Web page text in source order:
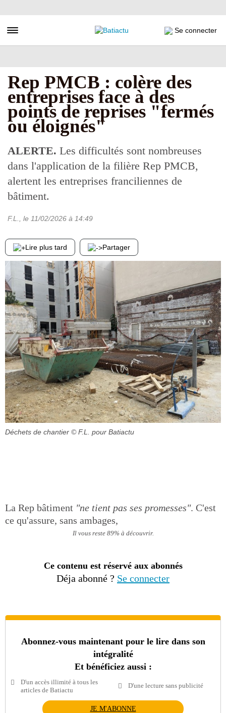
au
principal
Toggle navigation Se connecter
Rep PMCB : colère des
entreprises face à des
points de reprises "fermés
ou éloignés"
ALERTE. Les difficultés sont nombreuses
dans l'application de la filière Rep PMCB,
alertent les entreprises franciliennes de
bâtiment.
F.L. , le 11/02/2026 à 14:49
Lire plus tard Partager
Déchets de chantier © F.L. pour Batiactu
La Rep bâtiment "ne tient pas ses promesses". C'est
ce qu'assure, sans ambages,
Il vous reste 89% à découvrir.
Ce contenu est réservé aux abonnés
Déja abonné ? Se connecter
Abonnez-vous maintenant pour le lire dans son
intégralité
Et bénéficiez aussi :
D'un accès illimité à tous les
articles de Batiactu
D'une lecture sans publicité
JE M'ABONNE